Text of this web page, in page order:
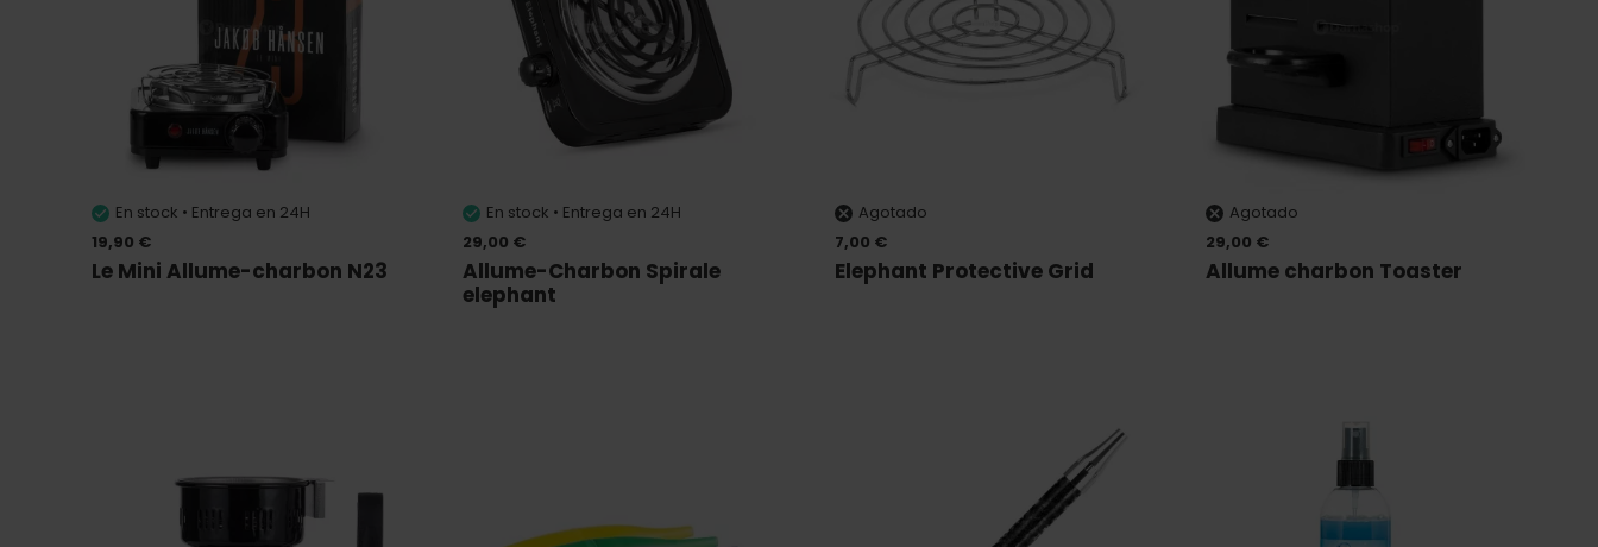
En stock • Entrega en 24H
19,90 €
Le Mini Allume-charbon N23
En stock • Entrega en 24H
29,00 €
Allume-Charbon Spirale
elephant
Agotado
7,00 €
Elephant Protective Grid
Agotado
29,00 €
Allume charbon Toaster